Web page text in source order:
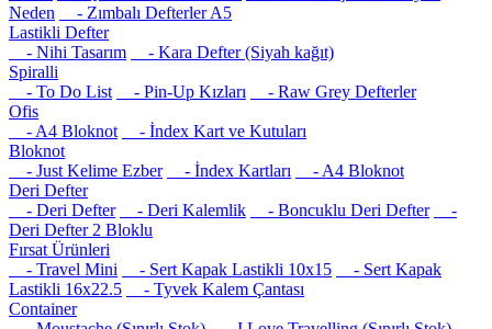
Neden
- Zımbalı Defterler A5
Lastikli Defter
- Nihi Tasarım
- Kara Defter (Siyah kağıt)
Spiralli
- To Do List
- Pin-Up Kızları
- Raw Grey Defterler
Ofis
- A4 Bloknot
- İndex Kart ve Kutuları
Bloknot
- Just Kelime Ezber
- İndex Kartları
- A4 Bloknot
Deri Defter
- Deri Defter
- Deri Kalemlik - Boncuklu Deri Defter
-
Deri Defter 2 Bloklu
Fırsat Ürünleri
- Travel Mini
- Sert Kapak Lastikli 10x15
- Sert Kapak
Lastikli 16x22.5
- Tyvek Kalem Çantası
Container